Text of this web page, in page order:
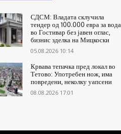
СДСМ: Владата склучила
тендер од 100.000 евра за вода
во Гостивар без јавен оглас,
бизнис зделка на Мицкоски
05.08.2026 10:14
Крвава тепачка пред локал во
Тетово: Употребен нож, има
повредени, неколку уапсени
08.08.2026 17:01